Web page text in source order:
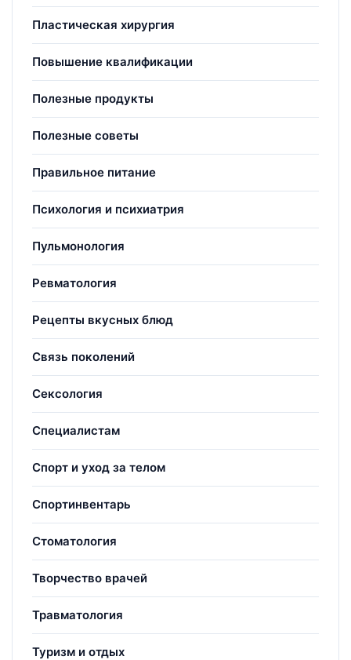
Пластическая хирургия
Повышение квалификации
Полезные продукты
Полезные советы
Правильное питание
Психология и психиатрия
Пульмонология
Ревматология
Рецепты вкусных блюд
Связь поколений
Сексология
Специалистам
Спорт и уход за телом
Спортинвентарь
Стоматология
Творчество врачей
Травматология
Туризм и отдых